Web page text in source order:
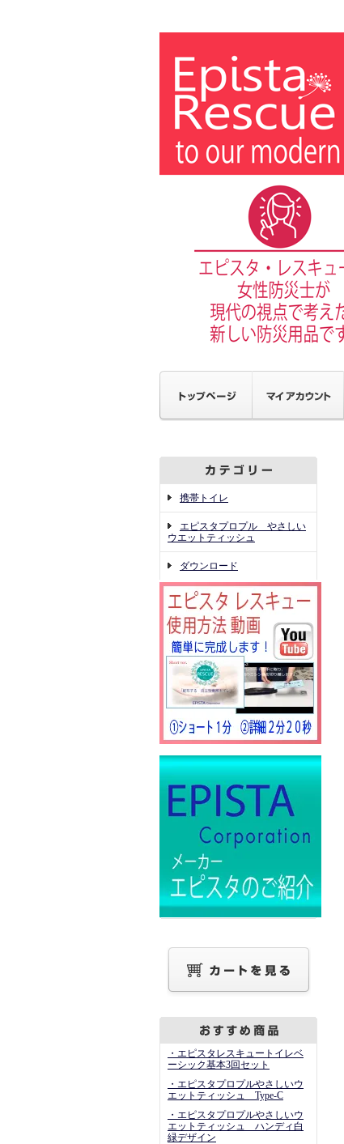
携帯トイレ
エピスタプロプル やさしい
ウエットティッシュ
ダウンロード
・エピスタレスキュートイレベ
ーシック基本3回セット
・エピスタプロプルやさしいウ
エットティッシュ Type-C
・エピスタプロプルやさしいウ
エットティッシュ ハンディ白
緑デザイン